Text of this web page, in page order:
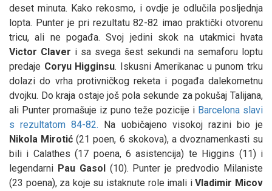
deset minuta. Kako rekosmo, i ovdje je odlučila posljednja
lopta. Punter je pri rezultatu 82-82 imao praktički otvorenu
tricu, ali ne pogađa. Svoj jedini skok na utakmici hvata
Victor Claver i sa svega šest sekundi na semaforu loptu
predaje Coryu Higginsu. Iskusni Amerikanac u punom trku
dolazi do vrha protivničkog reketa i pogađa dalekometnu
dvojku. Do kraja ostaje još pola sekunde za pokušaj Talijana,
ali Punter promašuje iz puno teže pozicije i Barcelona slavi
s rezultatom 84-82. Na uobičajeno visokoj razini bio je
Nikola Mirotić (21 poen, 6 skokova), a dvoznamenkasti su
bili i Calathes (17 poena, 6 asistencija) te Higgins (11) i
legendarni Pau Gasol(10). Punter je predvodio Milaniste
(23 poena), za koje su istaknute role imali iVladimir Micov